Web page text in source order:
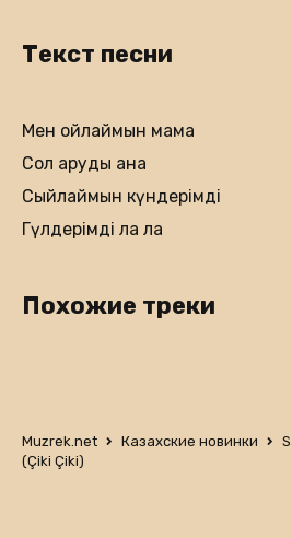
Текст песни
Мен ойлаймын мама
Сол аруды ғана
Сыйлаймын күндерімді
Гүлдерімді ла ла
Похожие треки
Muzrek.net Казахские новинки
(Çiki Çiki)